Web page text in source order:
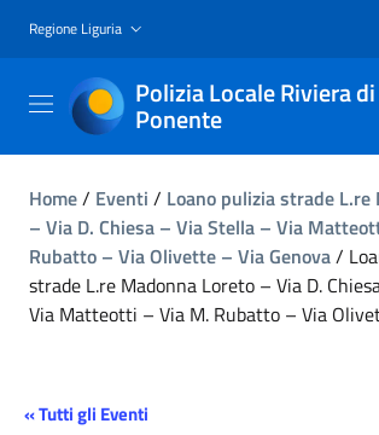
Regione Liguria
Polizia Locale Riviera di
Ponente
Home/ Eventi / Loano pulizia strade
– Via D. Chiesa – Via Stella – Via
Rubatto – Via Olivette – Via Genova/
strade L.re Madonna Loreto – Via D.
Via Matteotti – Via M. Rubatto – Via
« Tutti gli Eventi